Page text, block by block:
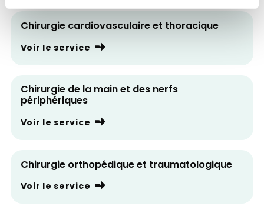
Chirurgie cardiovasculaire et thoracique
Voir le service
Chirurgie de la main et des nerfs
périphériques
Voir le service
Chirurgie orthopédique et traumatologique
Voir le service